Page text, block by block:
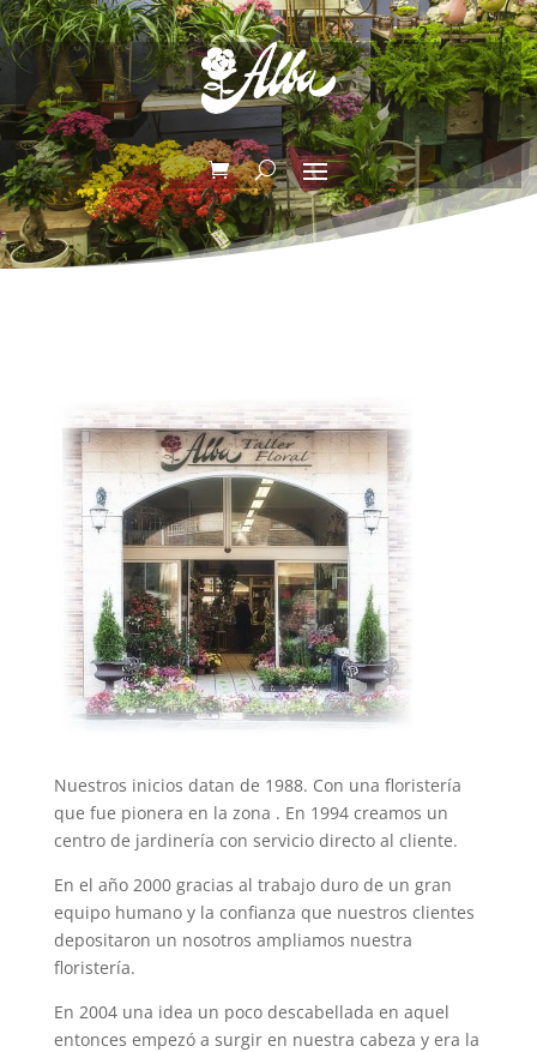
Nuestros inicios datan de 1988. Con una floristería
que fue pionera en la zona . En 1994 creamos un
centro de jardinería con servicio directo al cliente.
En el año 2000 gracias al trabajo duro de un gran
equipo humano y la confianza que nuestros clientes
depositaron un nosotros ampliamos nuestra
floristería.
En 2004 una idea un poco descabellada en aquel
entonces empezó a surgir en nuestra cabeza y era la